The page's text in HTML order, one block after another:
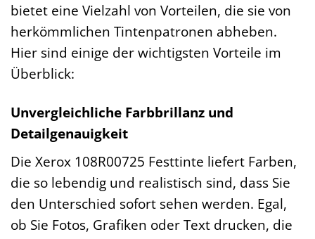
bietet eine Vielzahl von Vorteilen, die sie von
herkömmlichen Tintenpatronen abheben.
Hier sind einige der wichtigsten Vorteile im
Überblick:
Unvergleichliche Farbbrillanz und
Detailgenauigkeit
Die Xerox 108R00725 Festtinte liefert Farben,
die so lebendig und realistisch sind, dass Sie
den Unterschied sofort sehen werden. Egal,
ob Sie Fotos, Grafiken oder Text drucken, die